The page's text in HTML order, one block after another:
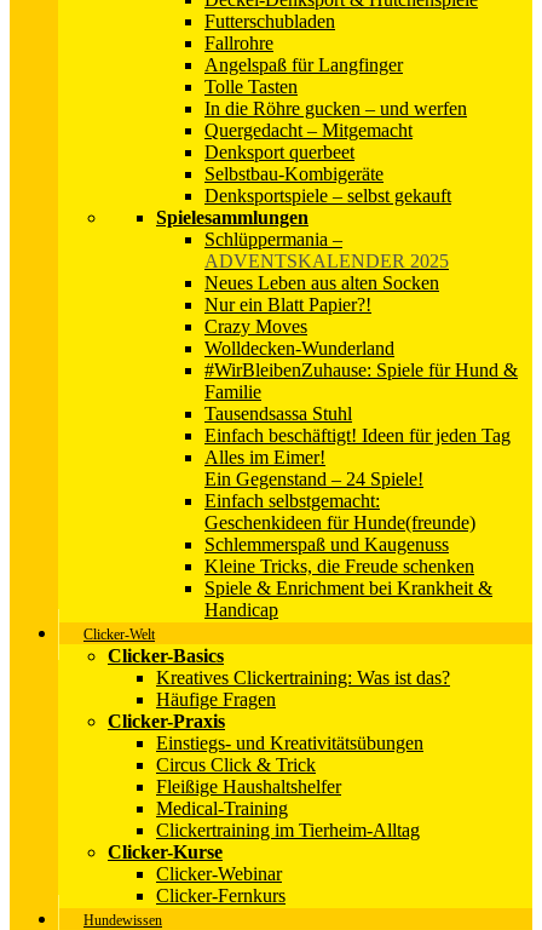
Futterschubladen
Fallrohre
Angelspaß für Langfinger
Tolle Tasten
In die Röhre gucken – und werfen
Quergedacht – Mitgemacht
Denksport querbeet
Selbstbau-Kombigeräte
Denksportspiele – selbst gekauft
Spielesammlungen
Schlüppermania –
ADVENTSKALENDER 2025
Neues Leben aus alten Socken
Nur ein Blatt Papier?!
Crazy Moves
Wolldecken-Wunderland
#WirBleibenZuhause: Spiele für Hund &
Familie
Tausendsassa Stuhl
Einfach beschäftigt! Ideen für jeden Tag
Alles im Eimer!
Ein Gegenstand – 24 Spiele!
Einfach selbstgemacht:
Geschenkideen für Hunde(freunde)
Schlemmerspaß und Kaugenuss
Kleine Tricks, die Freude schenken
Spiele & Enrichment bei Krankheit &
Handicap
Clicker-Welt
Clicker-Basics
Kreatives Clickertraining: Was ist das?
Häufige Fragen
Clicker-Praxis
Einstiegs- und Kreativitätsübungen
Circus Click & Trick
Fleißige Haushaltshelfer
Medical-Training
Clickertraining im Tierheim-Alltag
Clicker-Kurse
Clicker-Webinar
Clicker-Fernkurs
Hundewissen